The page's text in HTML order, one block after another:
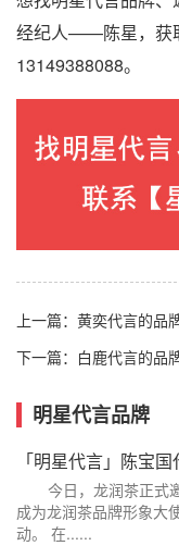
经纪人——陈星，获
13149388088。
上一篇： 黄奕代言的品
下一篇： 白鹿代言的品
明星代言品牌
「明星代言」陈宝
今日，龙润茶正式
成为龙润茶品牌形象大
动。 在......